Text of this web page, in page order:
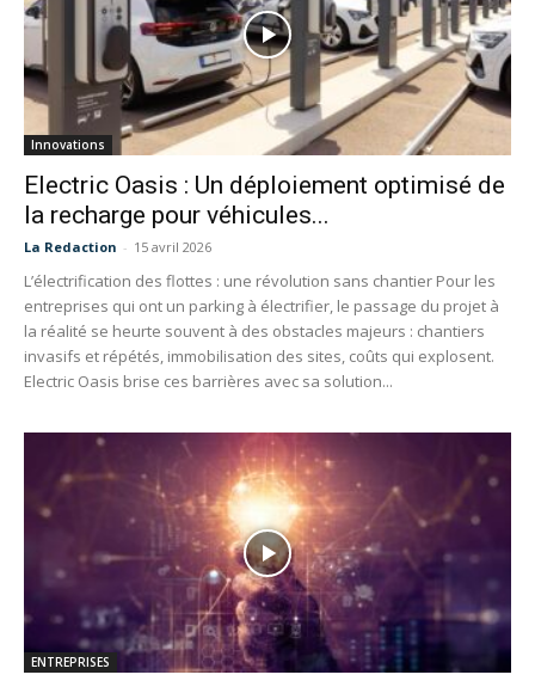
Innovations
Electric Oasis : Un déploiement optimisé de
la recharge pour véhicules...
La Redaction - 15 avril 2026
L’électrification des flottes : une révolution sans chantier Pour les
entreprises qui ont un parking à électrifier, le passage du projet à
la réalité se heurte souvent à des obstacles majeurs : chantiers
invasifs et répétés, immobilisation des sites, coûts qui explosent.
Electric Oasis brise ces barrières avec sa solution...
ENTREPRISES